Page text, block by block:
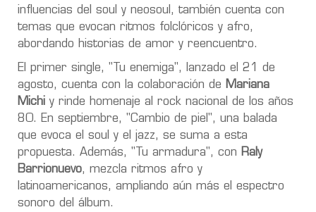
influencias del soul y neosoul, también cuenta con
temas que evocan ritmos folclóricos y afro,
abordando historias de amor y reencuentro.
El primer single, "Tu enemiga", lanzado el 21 de
agosto, cuenta con la colaboración de
Mariana
Michi y rinde homenaje al rock nacional de los años
80. En septiembre, "Cambio de piel", una balada
que evoca el soul y el jazz, se suma a esta
propuesta. Además, "Tu armadura", con Raly
Barrionuevo, mezcla ritmos afro y
latinoamericanos, ampliando aún más el espectro
sonoro del álbum.